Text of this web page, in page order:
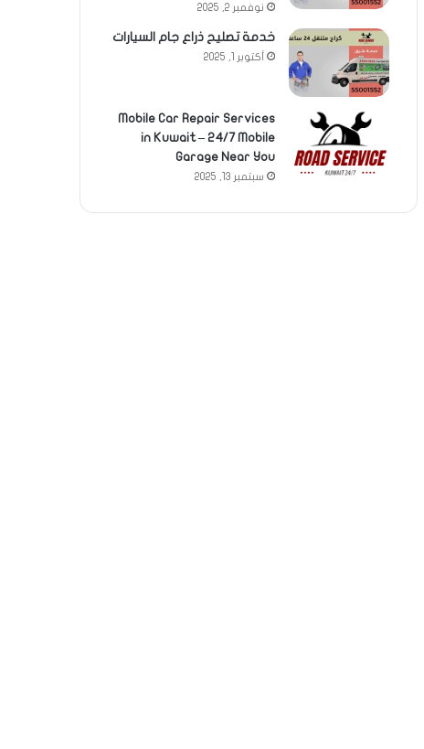
نوفمبر 2, 2025
خدمة تصليح ذراع جام السيارات
أكتوبر 1, 2025
Mobile Car Repair Services
in Kuwait – 24/7 Mobile
Garage Near You
سبتمبر 13, 2025